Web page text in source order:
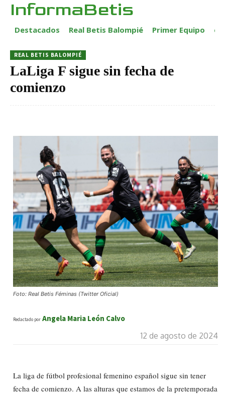
InformaBetis
Destacados Real Betis Balompié Primer Equipo
REAL BETIS BALOMPIÉ
LaLiga F sigue sin fecha de
comienzo
Foto: Real Betis Féminas (Twitter Oficial)
Redactado por Angela Maria León Calvo
12 de agosto de 2024
La liga de fútbol profesional femenino español sigue sin tener
fecha de comienzo. A las alturas que estamos de la pretemporada